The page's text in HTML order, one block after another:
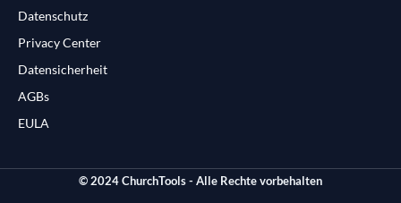
Datenschutz
Privacy Center
Datensicherheit
AGBs
EULA
© 2024 ChurchTools - Alle Rechte vorbehalten